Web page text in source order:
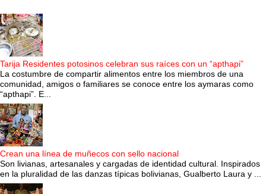
Tarija Residentes potosinos celebran sus raíces con un “apthapi”
La costumbre de compartir alimentos entre los miembros de una
comunidad, amigos o familiares se conoce entre los aymaras como
“apthapi”. E...
Crean una línea de muñecos con sello nacional
Son livianas, artesanales y cargadas de identidad cultural. Inspirados
en la pluralidad de las danzas típicas bolivianas, Gualberto Laura y ...